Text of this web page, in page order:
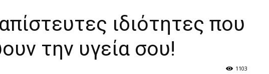
Secret
ιδιότητες που
την υγεία σου!
1103